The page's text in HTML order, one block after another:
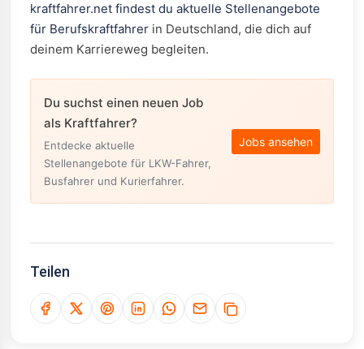
kraftfahrer.net findest du aktuelle Stellenangebote
für Berufskraftfahrer in Deutschland, die dich auf
deinem Karriereweg begleiten.
Du suchst einen neuen Job
als Kraftfahrer?
Entdecke aktuelle
Stellenangebote für LKW-Fahrer,
Busfahrer und Kurierfahrer.
Jobs ansehen
Teilen